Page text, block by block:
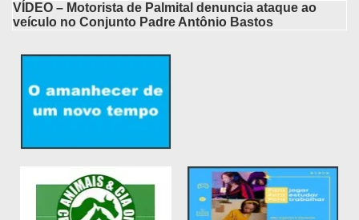
VÍDEO – Motorista de Palmital denuncia ataque ao
veículo no Conjunto Padre Antônio Bastos